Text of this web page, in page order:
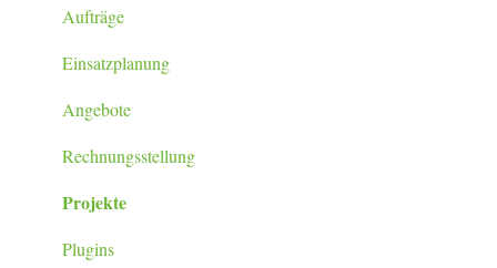
Aufträge
Einsatzplanung
Angebote
Rechnungsstellung
Projekte
Plugins